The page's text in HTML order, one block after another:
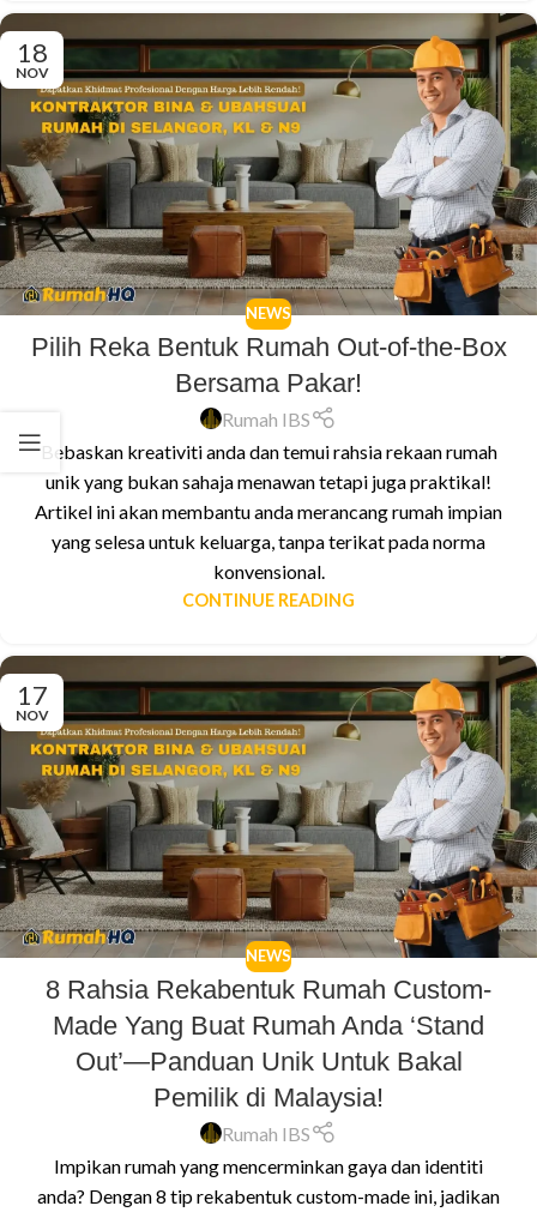
18
NOV
NEWS
Pilih Reka Bentuk Rumah Out-of-the-Box
Bersama Pakar!
Rumah IBS
Bebaskan kreativiti anda dan temui rahsia rekaan rumah
unik yang bukan sahaja menawan tetapi juga praktikal!
Artikel ini akan membantu anda merancang rumah impian
yang selesa untuk keluarga, tanpa terikat pada norma
konvensional.
CONTINUE READING
17
NOV
NEWS
8 Rahsia Rekabentuk Rumah Custom-
Made Yang Buat Rumah Anda ‘Stand
Out’—Panduan Unik Untuk Bakal
Pemilik di Malaysia!
Rumah IBS
Impikan rumah yang mencerminkan gaya dan identiti
anda? Dengan 8 tip rekabentuk custom-made ini, jadikan